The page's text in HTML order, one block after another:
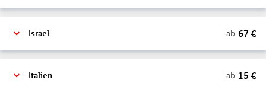
Israel ab 67 €
Italien ab 15 €